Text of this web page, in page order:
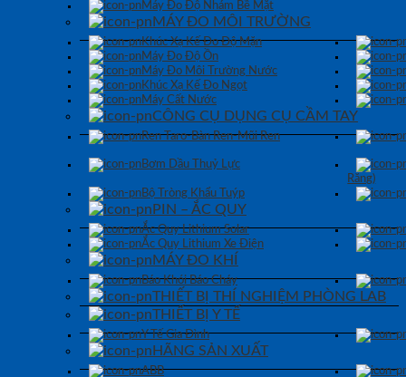
Máy Đo Độ Nhám Bề Mặt
MÁY ĐO MÔI TRƯỜNG
Khúc Xạ Kế Đo Độ Mặn
Máy Đo Độ Ồn
Máy Đo Môi Trường Nước
Khúc Xạ Kế Đo Ngọt
Máy Cất Nước
CÔNG CỤ DỤNG CỤ CẦM TAY
Ren Taro-Bàn Ren-Mũi Ren
Bơm Dầu Thuỷ Lực
Răng)
Bộ Tròng Khẩu Tuýp
PIN – ẮC QUY
Ắc Quy Lithium Solar
Ắc Quy Lithium Xe Điện
MÁY ĐO KHÍ
Báo Khói Báo Cháy
THIẾT BỊ THÍ NGHIỆM PHÒNG LAB
THIẾT BỊ Y TẾ
Y Tế Gia Đình
HÃNG SẢN XUẤT
ABB